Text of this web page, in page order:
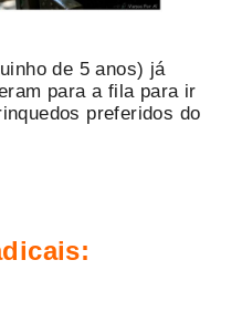
de 5 anos) já
para a fila para ir
preferidos do